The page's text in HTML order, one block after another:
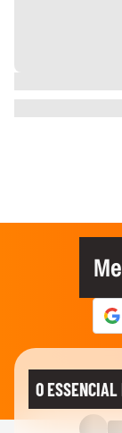
O ESSENCIAL